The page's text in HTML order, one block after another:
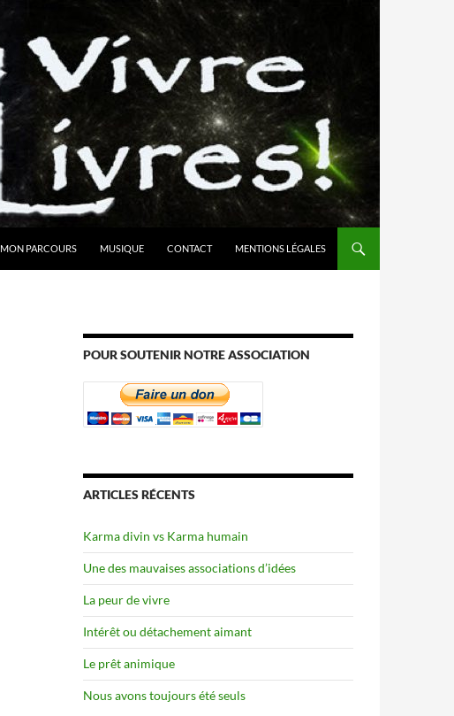
MON PARCOURS MUSIQUE CONTACT MENTIONS LÉGALES
POUR SOUTENIR NOTRE ASSOCIATION
ARTICLES RÉCENTS
Karma divin vs Karma humain
Une des mauvaises associations d’idées
La peur de vivre
Intérêt ou détachement aimant
Le prêt animique
Nous avons toujours été seuls